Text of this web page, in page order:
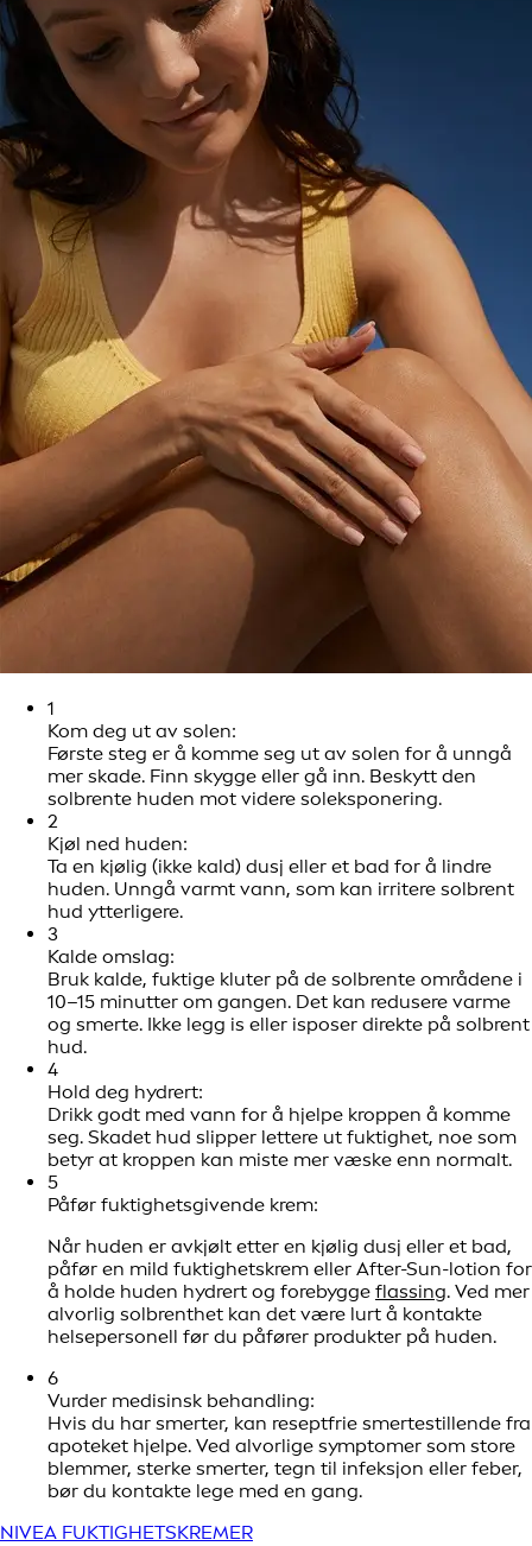
1
Kom deg ut av solen:
Første steg er å komme seg ut av solen for å unngå
mer skade. Finn skygge eller gå inn. Beskytt den
solbrente huden mot videre soleksponering.
2
Kjøl ned huden:
Ta en kjølig (ikke kald) dusj eller et bad for å lindre
huden. Unngå varmt vann, som kan irritere solbrent
hud ytterligere.
3
Kalde omslag:
Bruk kalde, fuktige kluter på de solbrente områdene i
10–15 minutter om gangen. Det kan redusere varme
og smerte. Ikke legg is eller isposer direkte på solbrent
hud.
4
Hold deg hydrert:
Drikk godt med vann for å hjelpe kroppen å komme
seg. Skadet hud slipper lettere ut fuktighet, noe som
betyr at kroppen kan miste mer væske enn normalt.
5
Påfør fuktighetsgivende krem:
Når huden er avkjølt etter en kjølig dusj eller et bad,
påfør en mild fuktighetskrem eller After-Sun-lotion for
å holde huden hydrert og forebygge flassing. Ved mer
alvorlig solbrenthet kan det være lurt å kontakte
helsepersonell før du påfører produkter på huden.
6
Vurder medisinsk behandling:
Hvis du har smerter, kan reseptfrie smertestillende fra
apoteket hjelpe. Ved alvorlige symptomer som store
blemmer, sterke smerter, tegn til infeksjon eller feber,
bør du kontakte lege med en gang.
NIVEA FUKTIGHETSKREMER